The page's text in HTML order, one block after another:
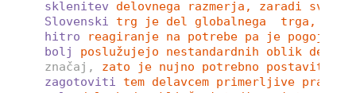
sklenitev
delovnega razmerja, zaradi svoje
Slovenski
trg je del globalnega  trga, kjer
hitro
reagiranje na potrebe pa je pogoj
bolj
poslužujejo nestandardnih oblik
značaj,
zato je nujno potrebno postaviti
zagotoviti
tem delavcem primerljive